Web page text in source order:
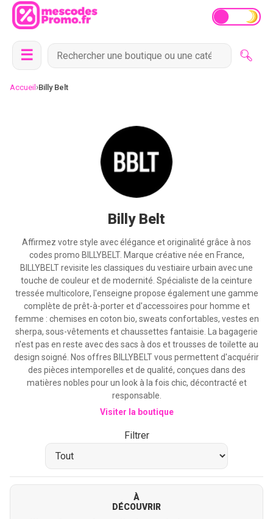
☰
Accueil ›Billy Belt
Billy Belt
Affirmez votre style avec élégance et originalité grâce à nos
codes promo BILLYBELT. Marque créative née en France,
BILLYBELT revisite les classiques du vestiaire urbain avec une
touche de couleur et de modernité. Spécialiste de la ceinture
tressée multicolore, l'enseigne propose également une gamme
complète de prêt-à-porter et d'accessoires pour homme et
femme : chemises en coton bio, sweats confortables, vestes en
sherpa, sous-vêtements et chaussettes fantaisie. La bagagerie
n'est pas en reste avec des sacs à dos et trousses de toilette au
design soigné. Nos offres BILLYBELT vous permettent d'acquérir
des pièces intemporelles et de qualité, conçues dans des
matières nobles pour un look à la fois chic, décontracté et
responsable.
Visiter la boutique
Filtrer
À
DÉCOUVRIR